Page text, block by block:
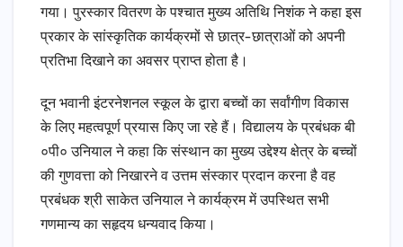
गया। पुरस्कार वितरण के पश्चात मुख्य अतिथि निशंक ने कहा इस
प्रकार के सांस्कृतिक कार्यक्रमों से छात्र-छात्राओं को अपनी
प्रतिभा दिखाने का अवसर प्राप्त होता है।
दून भवानी इंटरनेशनल स्कूल के द्वारा बच्चों का सर्वांगीण विकास
के लिए महत्वपूर्ण प्रयास किए जा रहे हैं। विद्यालय के प्रबंधक बी
०पी० उनियाल ने कहा कि संस्थान का मुख्य उद्देश्य क्षेत्र के बच्चों
की गुणवत्ता को निखारने व उत्तम संस्कार प्रदान करना है वह
प्रबंधक श्री साकेत उनियाल ने कार्यक्रम में उपस्थित सभी
गणमान्य का सहृदय धन्यवाद किया।